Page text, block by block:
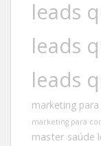
leads
leads
leads
marketing
marketing para
master saúde